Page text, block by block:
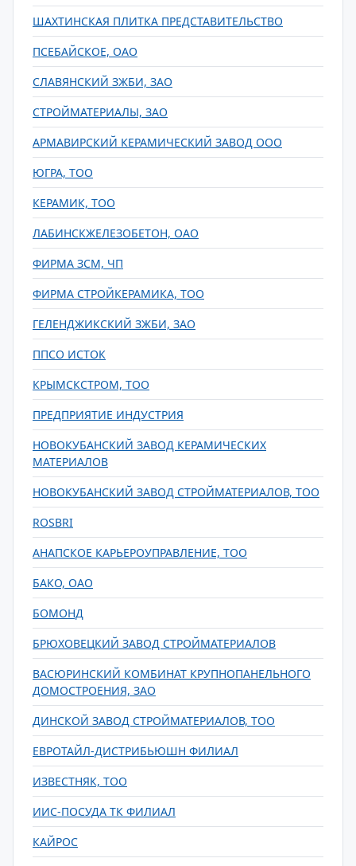
ШАХТИНСКАЯ ПЛИТКА ПРЕДСТАВИТЕЛЬСТВО
ПСЕБАЙСКОЕ, ОАО
СЛАВЯНСКИЙ ЗЖБИ, ЗАО
СТРОЙМАТЕРИАЛЫ, ЗАО
АРМАВИРСКИЙ КЕРАМИЧЕСКИЙ ЗАВОД ООО
ЮГРА, ТОО
КЕРАМИК, ТОО
ЛАБИНСКЖЕЛЕЗОБЕТОН, ОАО
ФИРМА ЗСМ, ЧП
ФИРМА СТРОЙКЕРАМИКА, ТОО
ГЕЛЕНДЖИКСКИЙ ЗЖБИ, ЗАО
ППСО ИСТОК
КРЫМСКСТРОМ, ТОО
ПРЕДПРИЯТИЕ ИНДУСТРИЯ
НОВОКУБАНСКИЙ ЗАВОД КЕРАМИЧЕСКИХ
МАТЕРИАЛОВ
НОВОКУБАНСКИЙ ЗАВОД СТРОЙМАТЕРИАЛОВ, ТОО
ROSBRI
АНАПСКОЕ КАРЬЕРОУПРАВЛЕНИЕ, ТОО
БАКО, ОАО
БОМОНД
БРЮХОВЕЦКИЙ ЗАВОД СТРОЙМАТЕРИАЛОВ
ВАСЮРИНСКИЙ КОМБИНАТ КРУПНОПАНЕЛЬНОГО
ДОМОСТРОЕНИЯ, ЗАО
ДИНСКОЙ ЗАВОД СТРОЙМАТЕРИАЛОВ, ТОО
ЕВРОТАЙЛ-ДИСТРИБЬЮШН ФИЛИАЛ
ИЗВЕСТНЯК, ТОО
ИИС-ПОСУДА ТК ФИЛИАЛ
КАЙРОС